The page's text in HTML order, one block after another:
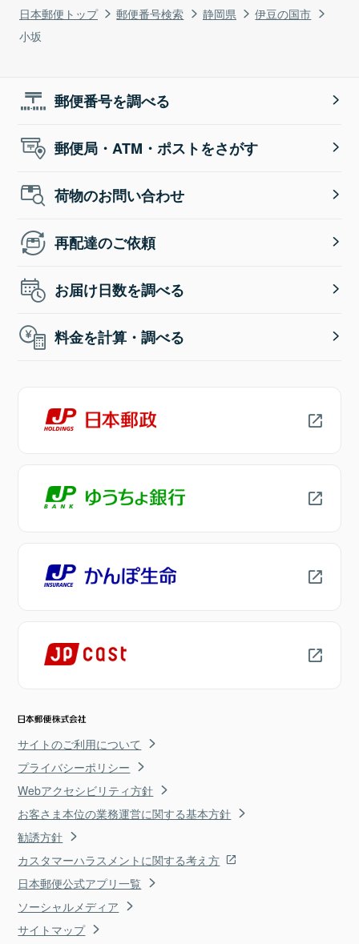
日本郵便トップ 郵便番号検索 静岡県
伊豆の国市
小坂
郵便番号を調べる
郵便局・ATM・ポストをさがす
荷物のお問い合わせ
再配達のご依頼
お届け日数を調べる
料金を計算・調べる
サイトのご利用について
プライバシーポリシー
Webアクセシビリティ方針
お客さま本位の業務運営に関する基本方針
勧誘方針
カスタマーハラスメントに関する考え方
日本郵便公式アプリ一覧
ソーシャルメディア
サイトマップ